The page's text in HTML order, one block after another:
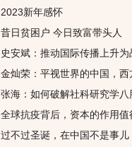
2023新年感怀
昔日贫困户 今日致富带头人
史安斌：推动国际传播上升
金灿荣：平视世界的中国，西
张海：如何破解社科研究学八
全球抗疫背后，资本的作用值
过不过圣诞，在中国不是事儿